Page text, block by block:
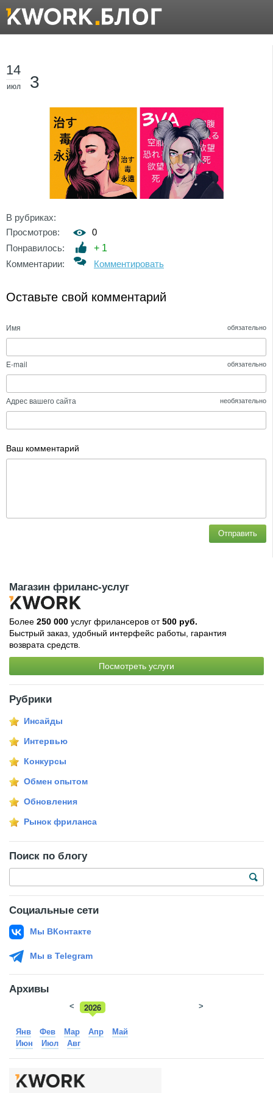
14
июл 3
В рубриках:
Просмотров:
0
Понравилось:
+ 1
Комментарии:
Комментировать
Оставьте свой комментарий
Имя обязательно
E-mail обязательно
Адрес вашего сайта необязательно
Ваш комментарий
Отправить
Магазин фриланс-услуг
Более 250 000 услуг фрилансеров от500 руб.
Быстрый заказ, удобный интерфейс работы, гарантия
возврата средств.
Посмотреть услуги
Рубрики
Инсайды
Интервью
Конкурсы
Обмен опытом
Обновления
Рынок фриланса
Поиск по блогу
Социальные сети
Мы ВКонтакте
Мы в Telegram
Архивы
2026
2025
< >
Янв Фев Мар Апр
Май
Июн
Июл Авг